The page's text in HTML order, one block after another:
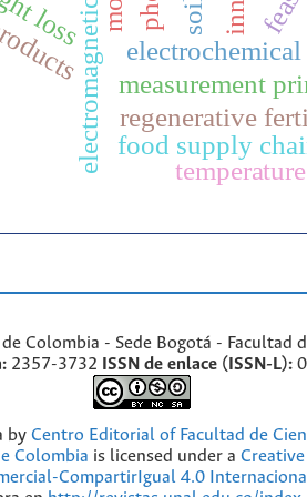
measurement
regenerative
food supply
temperature
Colombia - Sede Bogotá - Facultad
2357-3732 ISSN de enlace (ISSN-L):
by Centro Editorial of Facultad de
Colombia is licensed under a
CompartirIgual 4.0